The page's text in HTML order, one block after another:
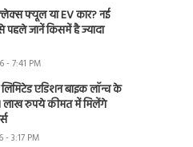
फ्यूल या EV कार? नई
पहले जानें किसमें है ज्यादा
- 7:41 PM
एडिशन बाइक लॉन्च के
लाख रुपये कीमत में मिलेंगे
- 3:17 PM